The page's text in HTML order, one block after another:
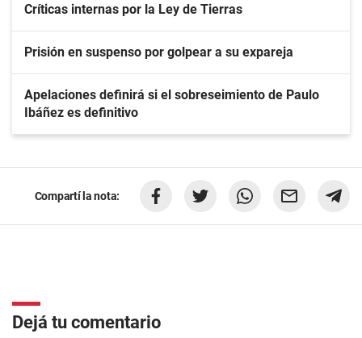
Críticas internas por la Ley de Tierras
Prisión en suspenso por golpear a su expareja
Apelaciones definirá si el sobreseimiento de Paulo
Ibáñez es definitivo
Compartí la nota:
Dejá tu comentario